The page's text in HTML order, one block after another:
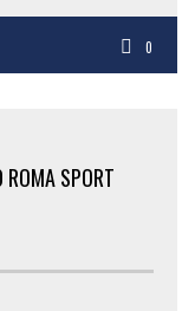
0
ROMA SPORT